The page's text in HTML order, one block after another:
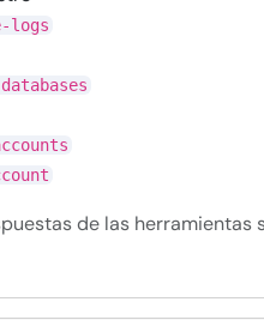
logs
de las herramientas